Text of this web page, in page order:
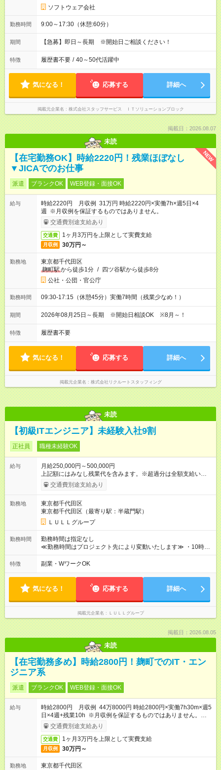
ソフトウェア会社
勤務時間 9:00～17:30（休憩:60分）
期間 【急募】即日～長期 ※開始日ご相談ください！
特徴 履歴書不要 / 40～50代活躍中
気になる！ 応募する 詳細へ
掲載元企業名 株式会社スタッフサービス ＩＴソリューションブロック
掲載日：2026.08.07
未読
NEW
【在宅勤務OK】時給2220円！残業ほぼなし
▼JICAでのお仕事
派遣 ブランクOK WEB登録・面接OK
給与
時給2220円 月収例 31万円 時給2220円×実働7h×週5日×4
週 ※月収例を保証するものではありません。
交通費別途支給あり
交通費 1ヶ月3万円を上限として実費支給
月収例 30万円～
勤務地
東京都千代田区
麹町駅から徒歩1分 / 四ツ谷駅から徒歩8分
公社・公団・官公庁
勤務時間 09:30-17:15（休憩45分）実働7時間（残業少なめ！）
期間 2026年08月25日～長期 ※開始日相談OK ※8月～！
特徴 履歴書不要
気になる！ 応募する 詳細へ
掲載元企業名 株式会社リクルートスタッフィング
未読
【初級ITエンジニア】未経験入社9割
正社員 職種未経験OK
給与
月給250,000円～500,000円
上記額にはみなし残業代を含みます。※超過分は全額支給いたし
ます。 みなし残業代 21,675円／月 みなし残業時間 12時間／月 -
------------------------------------------------------- ≪経験者の方は以下と
万円～＋業績賞与＋交通費＋各種手当 ※固定残業代（30時間/6
万6，610円分）を含む。超過分は追加支給いたします 能力やス
キルを考慮し初任給を決定。経験者の方は前給考慮も可能で
す！ ◎昇給年1回（研修終了後） ◎賞与年2回（2月・8月）＋業
績賞与あり ◤スキルアップも、収入アップも。◢ 入社後の成長
や頑張りは、しっかり給与で還元しています。 実際にほぼ全員
上アップした社員も。 エンジニアへの還元率は業界高水準の
87％。 スキルを磨いた分だけ、収入アップも目指せる環境で
す！ 【試用期間】試用期間あり 試用期間の長さ：6ヶ月 ※ 雇用
形態と給与に、本採用時と異なる部分があります。 雇用形態：
中途採用（契約社員） 給与：月給 230,000円以上 上記額にはみ
なし残業代を含みます。※超過分は全額支給いたします。 みな
別途支給いたします ※研修期間中（最大12ヶ月間）も、試用期
交通費別途支給あり
勤務地
東京都千代田区
東京都千代田区（最寄り駅：半蔵門駅）
ＬＵＬＬグループ
勤務時間
勤務時間は指定なし
≪勤務時間はプロジェクト先により変動いたします≫ ・10時00
分～19時00分（休憩1時間） ・9時00分～18時00分（休憩1時
間） ＼平日夜も、ちゃんと「自分時間」がつくれます／ 残業は
やサウナなど、 趣味の時間を楽しむ社員も多くいます◎
特徴 副業・WワークOK
気になる！ 応募する 詳細へ
掲載元企業名 ＬＵＬＬグループ
掲載日：2026.08.05
未読
【在宅勤務多め】時給2800円！麹町でのIT・エン
ジニア系
派遣 ブランクOK WEB登録・面接OK
給与
時給2800円 月収例 44万8000円 時給2800円×実働7h30m×週5
日×4週+残業10h ※月収例を保証するものではありません。※給
与即受取りサービス利用可（利用条件有）
交通費別途支給あり
交通費 1ヶ月3万円を上限として実費支給
月収例 30万円～
勤務地 東京都千代田区